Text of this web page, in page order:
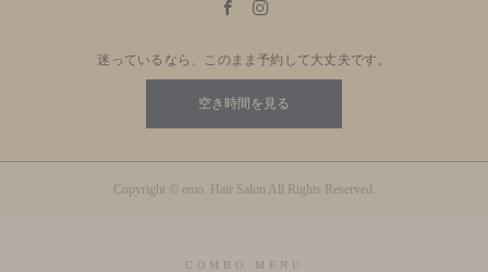
迷っているなら、このまま予約して大丈夫です。
空き時間を見る
Copyright © emo. Hair Salon All Rights Reserved.
COMBO MENU